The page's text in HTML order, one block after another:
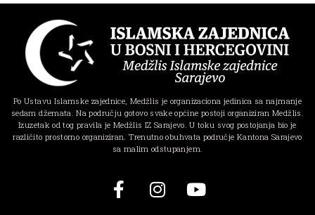
Po Ustavu Islamske zajednice, Medžlis je organizaciona jedinica sa najmanje
sedam džemata. Na području gotovo svake općine postoji organiziran Medžlis.
Izuzetak od tog pravila je Medžlis IZ Sarajevo. U toku svog postojanja bio je
različito prostorno organiziran. Trenutno obuhvata područje Kantona Sarajevo
sa malim odstupanjem.